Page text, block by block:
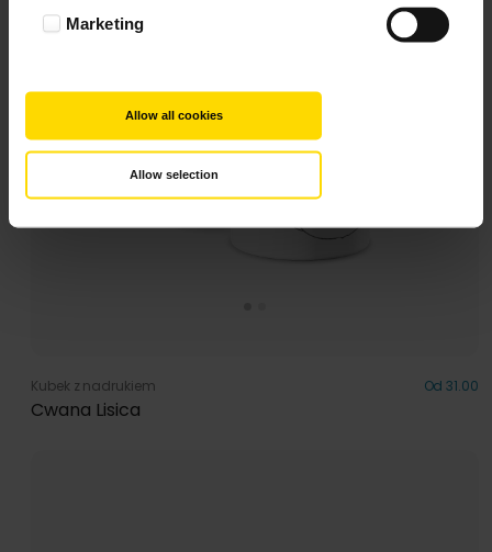
Marketing
Allow all cookies
Allow selection
Kubek z nadrukiem Od 31.00
Cwana Lisica